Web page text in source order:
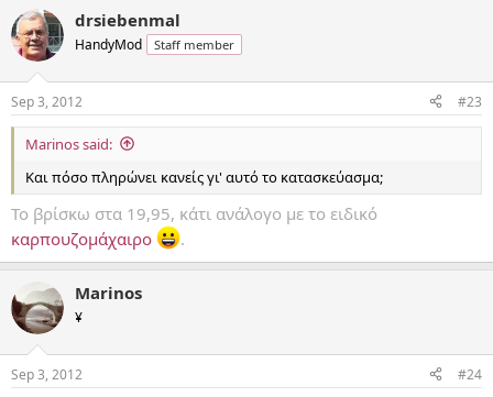
drsiebenmal
HandyMod Staff member
Sep 3, 2012 #23
Marinos said:
Και πόσο πληρώνει κανείς γι' αυτό το κατασκεύασμα;
Το βρίσκω στα 19,95, κάτι ανάλογο με το ειδικό
καρπουζομάχαιρο
.
Marinos
¥
Sep 3, 2012 #24